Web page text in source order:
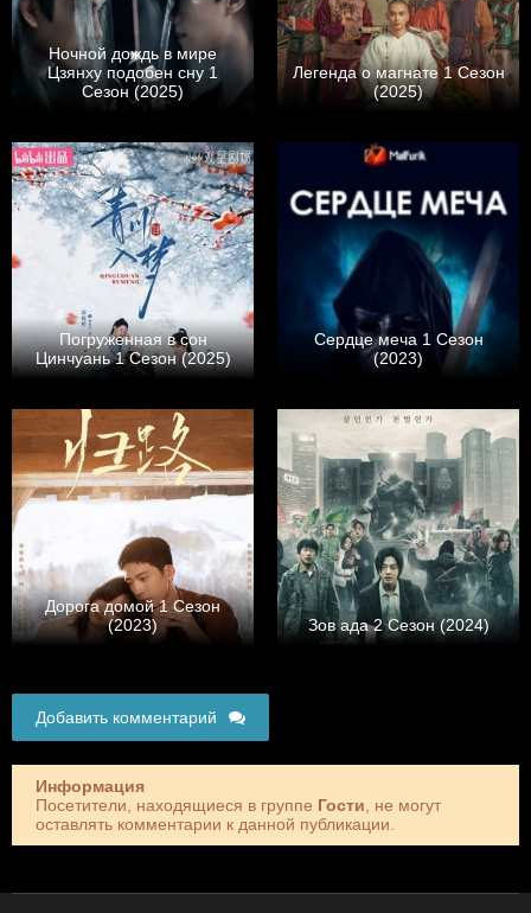
Ночной дождь в мире
Цзянху подобен сну 1
Сезон (2025)
Легенда о магнате 1 Сезон
(2025)
Погруженная в сон
Цинчуань 1 Сезон (2025)
Сердце меча 1 Сезон
(2023)
Дорога домой 1 Сезон
(2023)
Зов ада 2 Сезон (2024)
Добавить комментарий
Информация
Посетители, находящиеся в группе Гости , не могут
оставлять комментарии к данной публикации.